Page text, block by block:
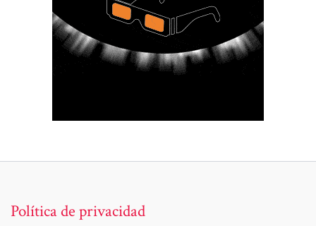
Política de privacidad